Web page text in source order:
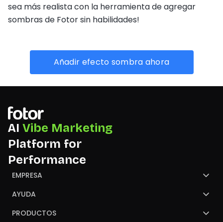
sea más realista con la herramienta de agregar
sombras de Fotor sin habilidades!
Añadir efecto sombra ahora
AI Vibe Marketing
Platform for
Performance
EMPRESA
¿Quiénes somos?
Contacto
AYUDA
Centro de ayuda
PRODUCTOS